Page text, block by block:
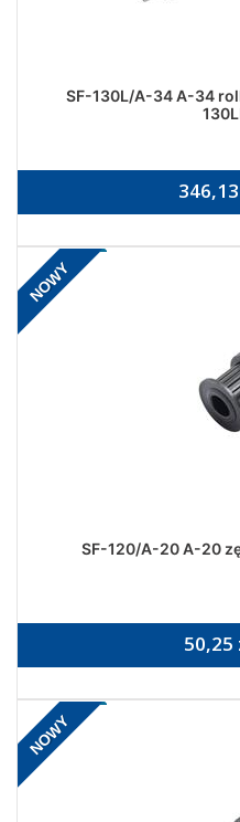
SF-130L/A-34 A-34
NOWY
SF-120/A-20 A-20
50,25
NOWY